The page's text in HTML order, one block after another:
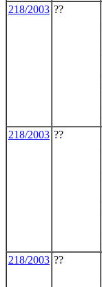
218/2003 ??
218/2003 ??
218/2003 ??